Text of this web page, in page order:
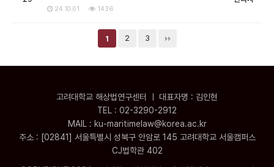
24.10.01 1436
1 2 3
고려대학교 해상법연구센터 ㅣ 대표자명 : 김인현
TEL : 02-3290-2912
MAIL : ku-maritimelaw@korea.ac.kr
주소 : [02841] 서울특별시 성북구 안암로 145 고려대학교 서울캠퍼스
CJ법학관 402